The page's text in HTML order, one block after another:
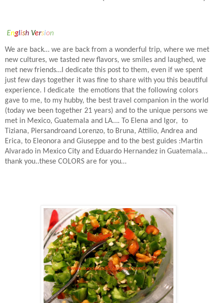
English Version
We are back… we are back from a wonderful trip, where we met
new cultures, we tasted new flavors, we smiles and laughed, we
met new friends…I dedicate this post to them, even if we spent
just few days together it was fine to share with you this beautiful
experience. I dedicate the emotions that the following colors
gave to me, to my hubby, the best travel companion in the world
(today we been together 21 years) and to the unique persons we
met in Mexico, Guatemala and LA…. To Elena and Igor, to
Tiziana, Piersandroand Lorenzo, to Bruna, Attilio, Andrea and
Erica, to Eleonora and Giuseppe and to the best guides :Martìn
Alvarado in Mexico City and Eduardo Hernandez in Guatemala…
thank you..these COLORS are for you…